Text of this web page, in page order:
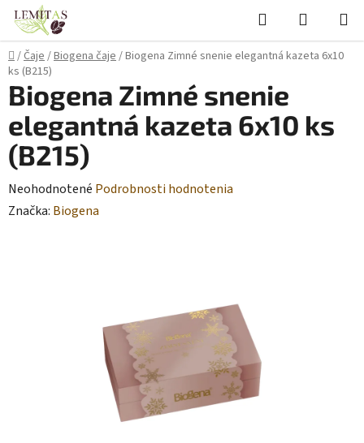
Prejsť
obsah
Hľadať
KOŠÍK
Domov
/Čaje/Biogena čaje/Biogena Zimné snenie elegantná kazeta 6x10
ks (B215)
Biogena Zimné snenie
elegantná kazeta 6x10 ks
(B215)
Priemerné
hodnotenie
Neohodnotené Podrobnosti hodnotenia
Značka: Biogena